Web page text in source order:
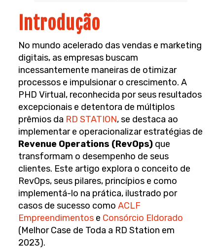
Introdução
No mundo acelerado das vendas e marketing
digitais, as empresas buscam
incessantemente maneiras de otimizar
processos e impulsionar o crescimento. A
PHD Virtual, reconhecida por seus resultados
excepcionais e detentora de múltiplos
prêmios da RD STATION, se destaca ao
implementar e operacionalizar estratégias de
Revenue Operations (RevOps)que
transformam o desempenho de seus
clientes. Este artigo explora o conceito de
RevOps, seus pilares, princípios e como
implementá-lo na prática, ilustrado por
casos de sucesso como ACLF
Empreendimentose Consórcio Eldorado
(Melhor Case de Toda a RD Station em
2023).